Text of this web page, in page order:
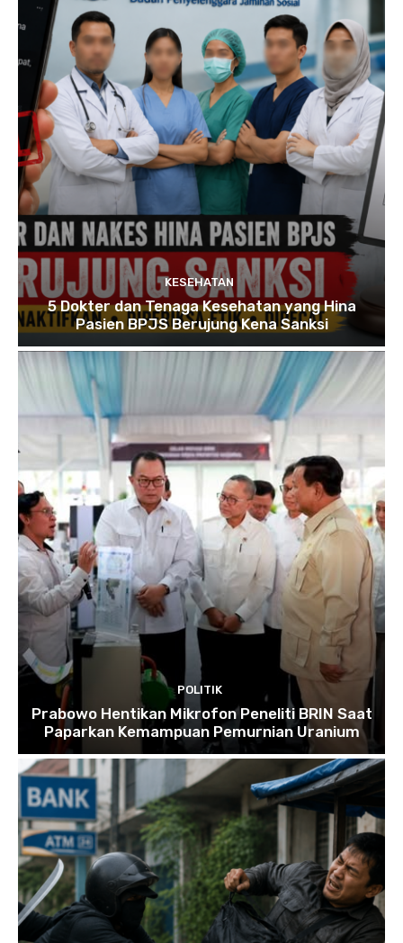
KESEHATAN
5 Dokter dan Tenaga Kesehatan yang Hina
Pasien BPJS Berujung Kena Sanksi
POLITIK
Prabowo Hentikan Mikrofon Peneliti BRIN Saat
Paparkan Kemampuan Pemurnian Uranium